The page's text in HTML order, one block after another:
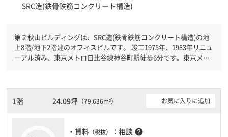
SRC造(鉄骨鉄筋コンクリート構造)
第２秋山ビルディングは、SRC造(鉄骨鉄筋コンクリート構造)の地
上8階/地下2階建のオフィスビルです。 竣工1975年、1983年リニュ
ーアル済み、東京メトロ日比谷線神谷町駅徒歩6分です。東京メト
日・祝日も利用可能になりますので時間帯を気にせず利用できま
す。駐車場もありますので、車を利用されるお客様には使いやすい
1階 24.09坪 （79.636m²） お気に入りに追加
・賃料 （税抜） ：相談 help